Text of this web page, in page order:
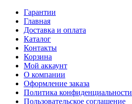
Гарантии
Главная
Доставка и оплата
Каталог
Контакты
Корзина
Мой аккаунт
О компании
Оформление заказа
Политика конфиденциальности
Пользовательское соглашение